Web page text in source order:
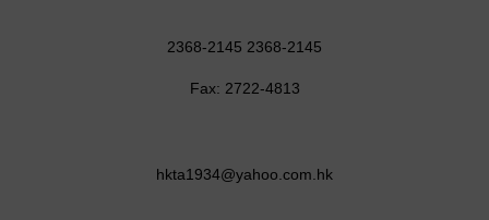
2368-2145 2368-2145
Fax: 2722-4813
hkta1934@yahoo.com.hk